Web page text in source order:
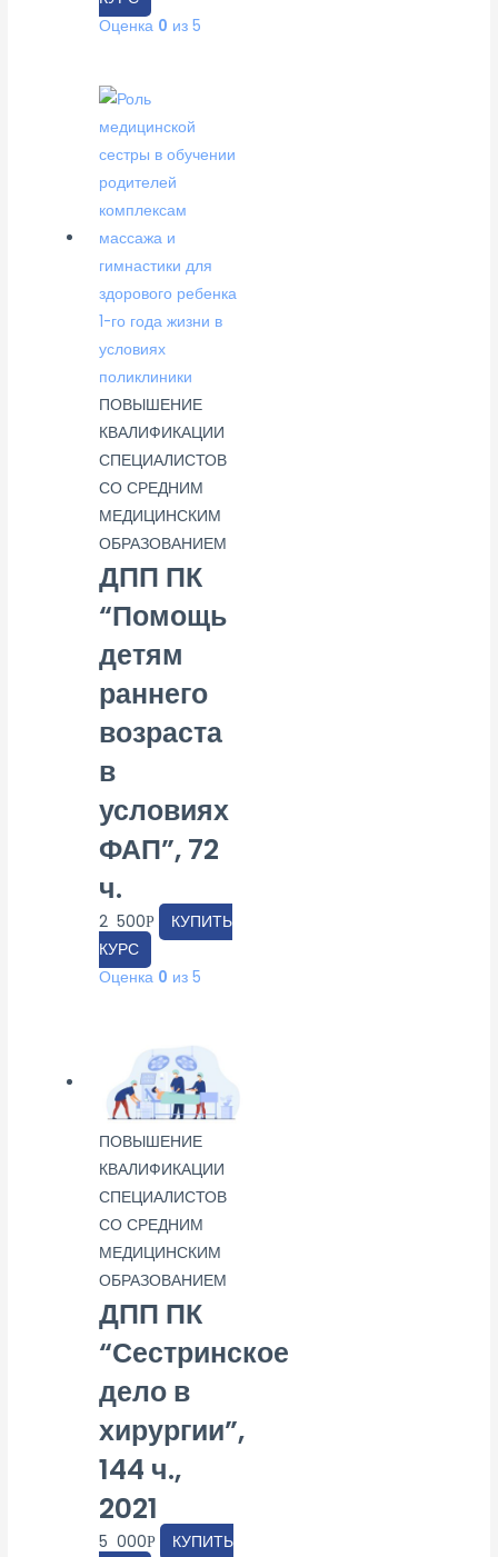
Оценка 0 из 5
ПОВЫШЕНИЕ
КВАЛИФИКАЦИИ
СПЕЦИАЛИСТОВ
СО СРЕДНИМ
МЕДИЦИНСКИМ
ОБРАЗОВАНИЕМ
ДПП ПК
“Помощь
детям
раннего
возраста
в
условиях
ФАП”, 72
ч.
2 500Р
КУПИТЬ
КУРС
Оценка 0 из 5
ПОВЫШЕНИЕ
КВАЛИФИКАЦИИ
СПЕЦИАЛИСТОВ
СО СРЕДНИМ
МЕДИЦИНСКИМ
ОБРАЗОВАНИЕМ
ДПП ПК
“Сестринское
дело в
хирургии”,
144 ч.,
2021
5 000Р
КУПИТЬ